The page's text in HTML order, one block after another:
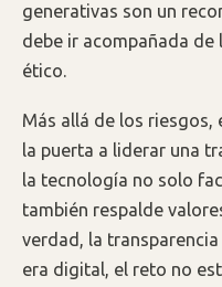
generativas son un
debe ir acompañada
ético.
Más allá de los riesgos,
la puerta a liderar una
la tecnología no solo
también respalde
verdad, la
era digital, el reto no